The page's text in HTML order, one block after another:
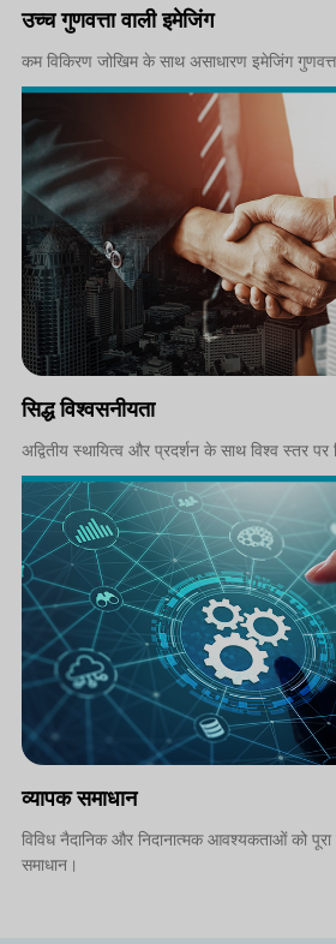
उच्च गुणवत्ता वाली इमेजिंग
कम विकिरण जोखिम के साथ असाधारण इमेजिंग
सिद्ध विश्वसनीयता
अद्वितीय स्थायित्व और प्रदर्शन के साथ विश्व स्तर पर
व्यापक समाधान
विविध नैदानिक और निदानात्मक आवश्यकताओं को
समाधान।